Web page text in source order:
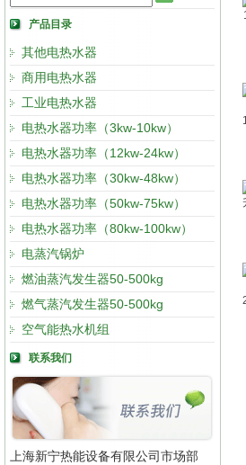
产品目录
其他电热水器
商用电热水器
工业电热水器
电热水器功率（3kw-10kw）
电热水器功率（12kw-24kw）
电热水器功率（30kw-48kw）
电热水器功率（50kw-75kw）
电热水器功率（80kw-100kw）
电蒸汽锅炉
燃油蒸汽发生器50-500kg
燃气蒸汽发生器50-500kg
空气能热水机组
联系我们
上海新宁热能设备有限公司市场部